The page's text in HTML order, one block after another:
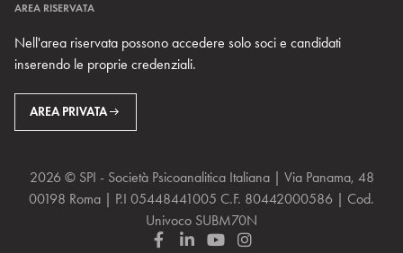
MULTIMEDIA
TEAM DI SPIWEB
CONTATTI
RIVISTE
ARCHIVIO STORICO
AREA RISERVATA
Nell'area riservata possono accedere solo soci e candidati
inserendo le proprie credenziali.
AREA PRIVATA
2026 © SPI - Società Psicoanalitica Italiana | Via Panama, 48
00198 Roma | P.I 05448441005 C.F. 80442000586 | Cod.
Univoco SUBM70N